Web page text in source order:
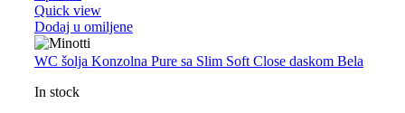
Quick view
Dodaj u omiljene
WC šolja Konzolna Pure sa Slim Soft Close daskom Bela
In stock